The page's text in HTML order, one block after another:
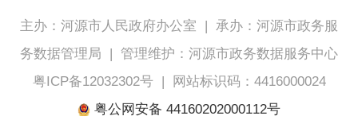
主办：河源市人民政府办公室 | 承办：河源市政务服
务数据管理局 | 管理维护：河源市政务数据服务中心
粤ICP备12032302号|
网站标识码：4416000024
粤公网安备 44160202000112号